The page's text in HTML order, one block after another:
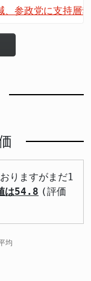
参政党に支持層
りますがまだ1
は54.8 (評価